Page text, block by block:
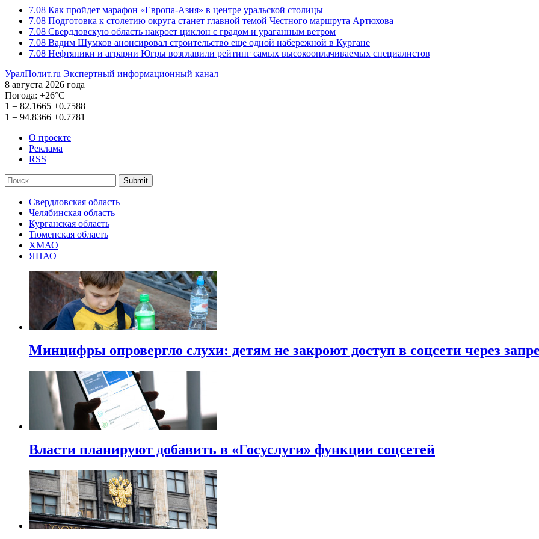
7.08 Как пройдет марафон «Европа-Азия» в центре уральской столицы
7.08 Подготовка к столетию округа станет главной темой Честного маршрута Артюхова
7.08 Свердловскую область накроет циклон с градом и ураганным ветром
7.08 Вадим Шумков анонсировал строительство еще одной набережной в Кургане
7.08 Нефтяники и аграрии Югры возглавили рейтинг самых высокооплачиваемых специалистов
УралПолит.ru Экспертный информационный канал
8 августа 2026 года
Погода: +26°С
1 = 82.1665 +0.7588
1 = 94.8366 +0.7781
О проекте
Реклама
RSS
Submit
Свердловская область
Челябинская область
Курганская область
Тюменская область
ХМАО
ЯНАО
Минцифры опровергло слухи: детям не закроют доступ в соцсети через
Власти планируют добавить в «Госуслуги» функции соцсетей